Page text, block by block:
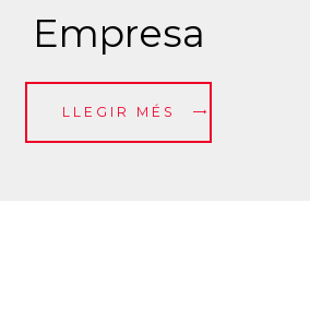
Empresa
LLEGIR MÉS